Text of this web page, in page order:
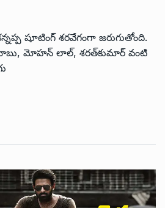
షూటింగ్ శరవేగంగా జరుగుతోంది.
మోహన్ లాల్, శరత్‌కుమార్‌ వంటి